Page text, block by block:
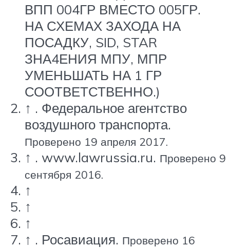
ВПП 004ГР ВМЕСТО 005ГР.
НА СХЕМАХ ЗАХОДА НА
ПОСАДКУ, SID, STAR
ЗНА4ЕНИЯ МПУ, МПР
УМЕНЬШАТЬ НА 1 ГР
СООТВЕТСТВЕННО.)
↑ . Федеральное агентство
воздушного транспорта.
Проверено 19 апреля 2017.
↑ . www.lawrussia.ru. Проверено 9
сентября 2016.
↑
↑
↑
↑ . Росавиация. Проверено 16